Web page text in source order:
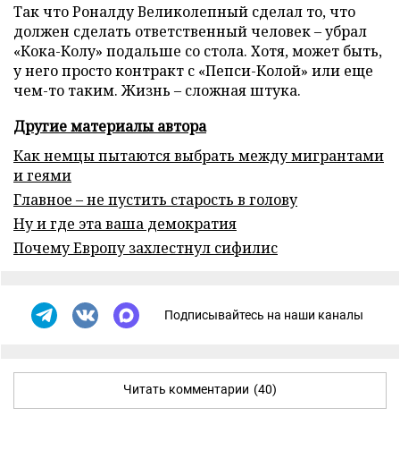
Так что Роналду Великолепный сделал то, что
должен сделать ответственный человек – убрал
«Кока-Колу» подальше со стола. Хотя, может быть,
у него просто контракт с «Пепси-Колой» или еще
чем-то таким. Жизнь – сложная штука.
Другие материалы автора
Как немцы пытаются выбрать между мигрантами
и геями
Главное – не пустить старость в голову
Ну и где эта ваша демократия
Почему Европу захлестнул сифилис
Подписывайтесь на наши каналы
Читать комментарии (40)